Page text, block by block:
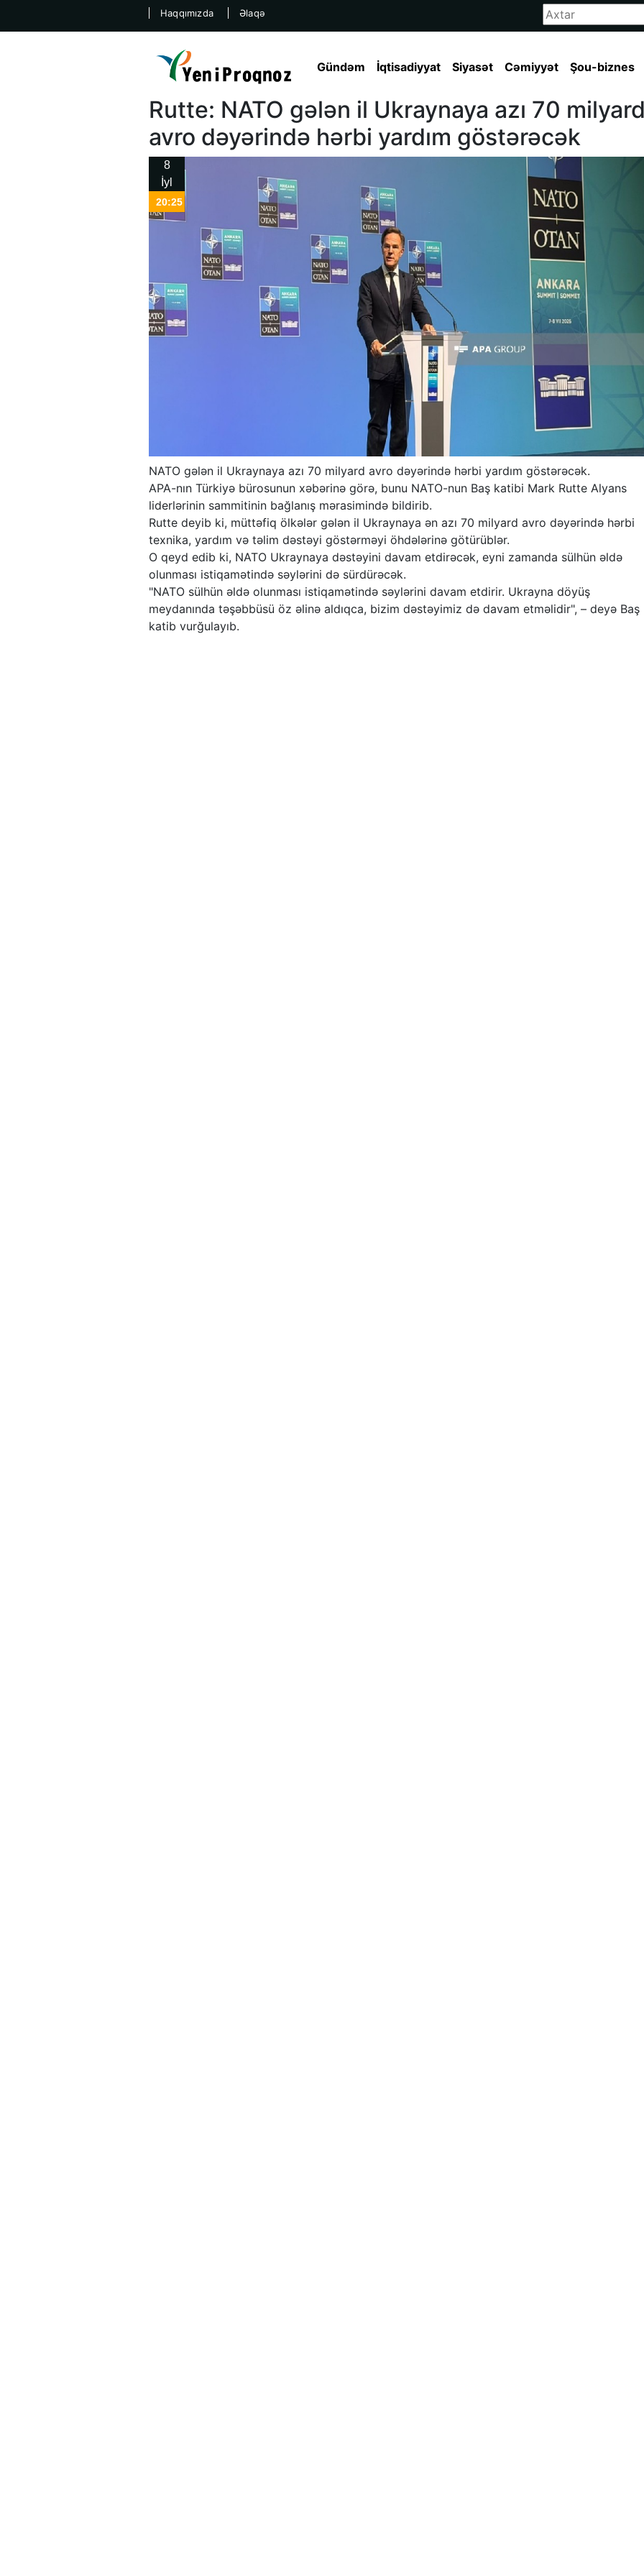
Haqqımızda Əlaqə
Gündəm İqtisadiyyat Siyasət Cəmiyyət Şou-biznes
Rutte: NATO gələn il Ukraynaya azı 70 milyard
avro dəyərində hərbi yardım göstərəcək
8
İyl
20:25
NATO gələn il Ukraynaya azı 70 milyard avro dəyərində hərbi yardım göstərəcək.
APA-nın Türkiyə bürosunun xəbərinə görə, bunu NATO-nun Baş katibi Mark Rutte Alyans
liderlərinin sammitinin bağlanış mərasimində bildirib.
Rutte deyib ki, müttəfiq ölkələr gələn il Ukraynaya ən azı 70 milyard avro dəyərində hərbi
texnika, yardım və təlim dəstəyi göstərməyi öhdələrinə götürüblər.
O qeyd edib ki, NATO Ukraynaya dəstəyini davam etdirəcək, eyni zamanda sülhün əldə
olunması istiqamətində səylərini də sürdürəcək.
"NATO sülhün əldə olunması istiqamətində səylərini davam etdirir. Ukrayna döyüş
meydanında təşəbbüsü öz əlinə aldıqca, bizim dəstəyimiz də davam etməlidir", – deyə Baş
katib vurğulayıb.